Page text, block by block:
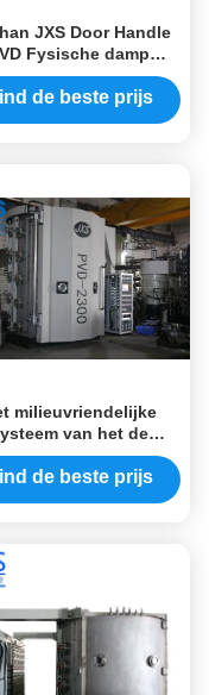
JXS Door Handle
Fysische damp
Multi Arc Ion
And Tool Vacuum
de beste prijs
milieuvriendelijke
van het de
van het
staalmeubilair
de beste prijs